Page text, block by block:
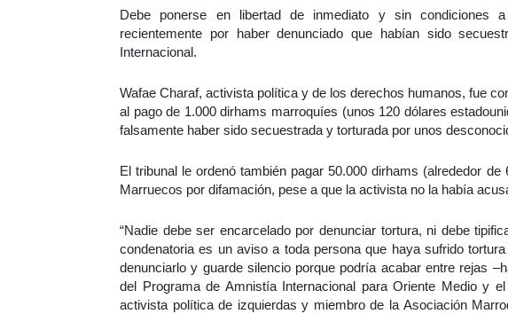
Debe ponerse en libertad de inmediato y sin condiciones
recientemente por haber denunciado que habían sido
Internacional.
Wafae Charaf, activista política y de los derechos humanos, fue
al pago de 1.000 dirhams marroquíes (unos 120 dólares
falsamente haber sido secuestrada y torturada por unos
El tribunal le ordenó también pagar 50.000 dirhams (alrededor
Marruecos por difamación, pese a que la activista no la había
“Nadie debe ser encarcelado por denunciar tortura, ni debe
condenatoria es un aviso a toda persona que haya sufrido
denunciarlo y guarde silencio porque podría acabar entre rejas
del Programa de Amnistía Internacional para Oriente Medio y
activista política de izquierdas y miembro de la Asociación